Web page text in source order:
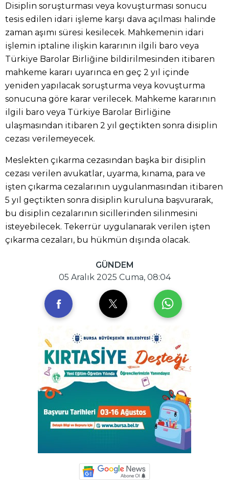
Disiplin soruşturması veya kovuşturması sonucu
tesis edilen idari işleme karşı dava açılması halinde
zaman aşımı süresi kesilecek. Mahkemenin idari
işlemin iptaline ilişkin kararının ilgili baro veya
Türkiye Barolar Birliğine bildirilmesinden itibaren
mahkeme kararı uyarınca en geç 2 yıl içinde
yeniden yapılacak soruşturma veya kovuşturma
sonucuna göre karar verilecek. Mahkeme kararının
ilgili baro veya Türkiye Barolar Birliğine
ulaşmasından itibaren 2 yıl geçtikten sonra disiplin
cezası verilemeyecek.
Meslekten çıkarma cezasından başka bir disiplin
cezası verilen avukatlar, uyarma, kınama, para ve
işten çıkarma cezalarının uygulanmasından itibaren
5 yıl geçtikten sonra disiplin kuruluna başvurarak,
bu disiplin cezalarının sicillerinden silinmesini
isteyebilecek. Tekerrür uygulanarak verilen işten
çıkarma cezaları, bu hükmün dışında olacak.
GÜNDEM
05 Aralık 2025 Cuma, 08:04